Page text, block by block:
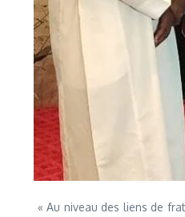
« Au niveau des liens de